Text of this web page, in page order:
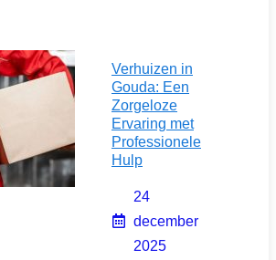
Verhuizen in
Gouda: Een
Zorgeloze
Ervaring met
Professionele
Hulp
24
december
2025